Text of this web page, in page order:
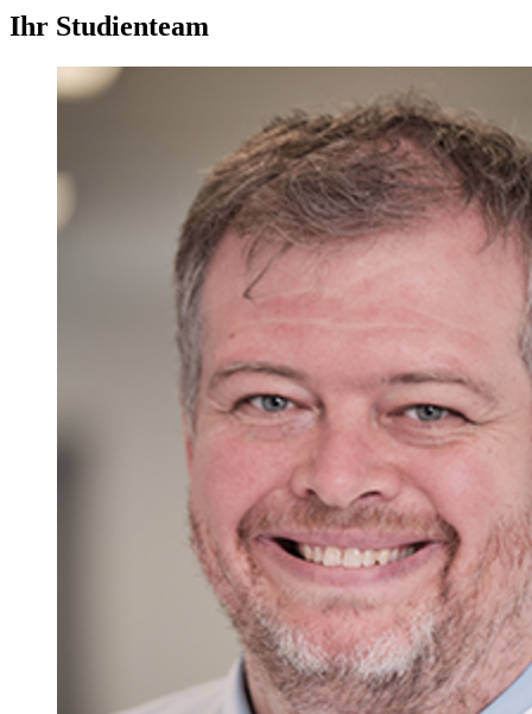
Ihr Studienteam